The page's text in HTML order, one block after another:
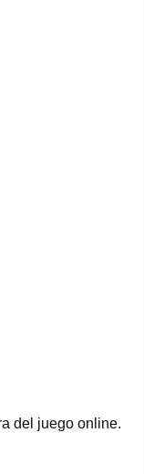
del juego online.